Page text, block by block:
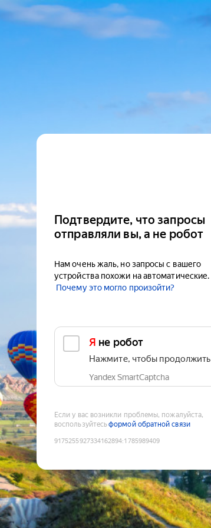
Подтвердите, что запросы
отправляли вы, а не робот
Нам очень жаль, но запросы с вашего
устройства похожи на автоматические.
Почему это могло произойти?
Я не робот
Нажмите, чтобы продолжить
Yandex SmartCaptcha
Если у вас возникли проблемы, пожалуйста,
воспользуйтесьформой обратной связи
9175255927334162894:1785989409